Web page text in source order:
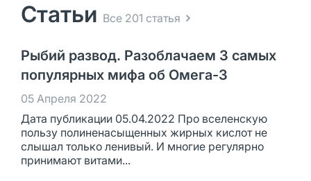
Статьи Все 201 статья
Рыбий развод. Разоблачаем 3 самых
популярных мифа об Омега-3
05 Апреля 2022
Дата публикации 05.04.2022 Про вселенскую
пользу полиненасыщенных жирных кислот не
слышал только ленивый. И многие регулярно
принимают витами...